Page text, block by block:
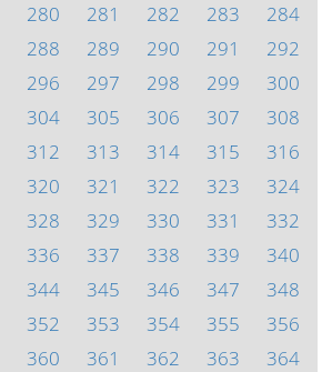
280 281 282 283
284
288 289 290 291
292
296 297 298 299
300
304 305 306 307
308
312 313 314 315
316
320 321 322 323
324
328 329 330 331
332
336 337 338 339
340
344 345 346 347
348
352 353 354 355
356
360 361 362 363 364